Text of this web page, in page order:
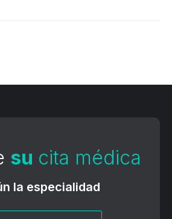
su cita médica
la especialidad